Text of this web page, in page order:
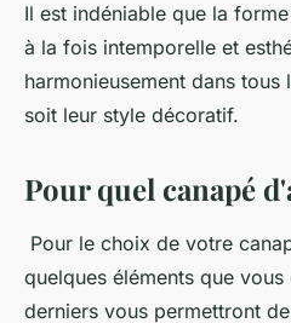
Il est indéniable que la
à la fois intemporelle et
harmonieusement dans tous
soit leur style décoratif.
Pour quel canapé
Pour le choix de votre
quelques éléments que
derniers vous permettront